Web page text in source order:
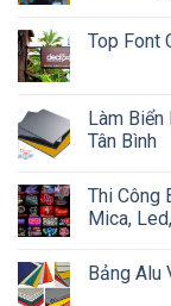
Top Font
Làm
Tân Bình
Thi Công
Mica,
Bảng Alu